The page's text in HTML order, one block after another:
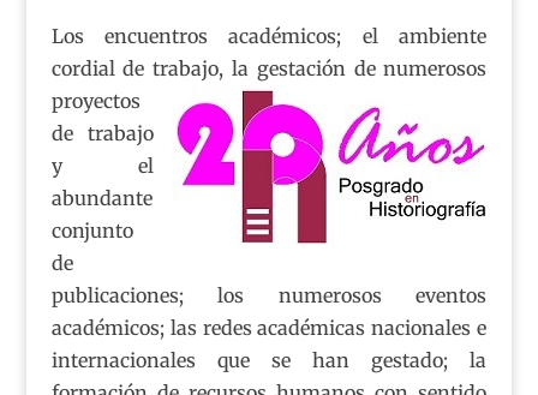
Los encuentros académicos; el ambiente
cordial de trabajo, la gestación denumerosos
proyectos
de trabajo
y el
abundante
conjunto
de
publicaciones; los numerosos eventos
académicos; las redes académicas nacionales e
internacionales que se han gestado; la